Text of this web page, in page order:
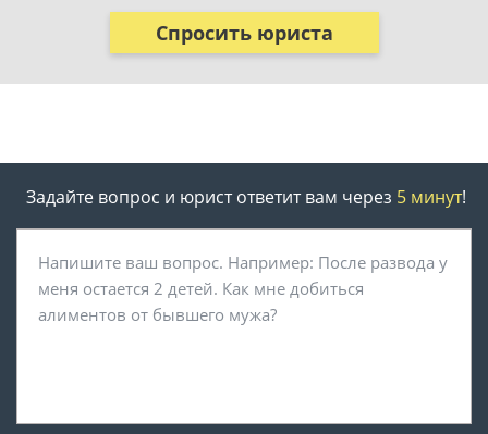
Спросить юриста
Задайте вопрос и юрист ответит вам через 5 минут!